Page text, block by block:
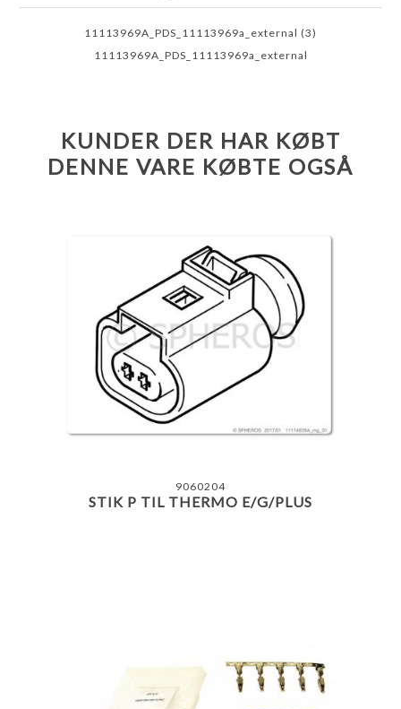
11113969A_PDS_11113969a_external (3)
11113969A_PDS_11113969a_external
KUNDER DER HAR KØBT
DENNE VARE KØBTE OGSÅ
9060204
STIK P TIL THERMO E/G/PLUS